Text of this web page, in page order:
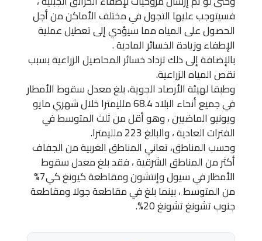
فسيتوجب عليها التجول في مختلف الأماكن من أجل
الحصول على المياه مما سيؤدي إلى تعطيل عملية
الإطفاء وزيادة الخسائر المادية .
بالإضافة إلى ذلك تزداد خسائر المحاصيل الزراعية بسبب
نقص المياه الزراعية.
وطبقا لهيئة الأرصاد الجوية، بلغ معدل سقوط الأمطار
في جميع أنحاء البلاد 68.4 ملليمترا خلال شهري مايو
ويونيو الماضيين ، وهو أقل من ثلث المتوسط في
الفترات العادية ، والبالغ 223 ملليمترا.
وحسب المناطق، تعاني المناطق الغربية من الجفاف
أكثر من المناطق الشرقية ، فقد بلغ معدل سقوط
الأمطار في سيول وإنتشون ومقاطعة كيونغ كي7%
من المتوسط ، بينما بلغ في مقاطعة جولا ومقاطعة
جنوب تشونغ تشونغ 20%.